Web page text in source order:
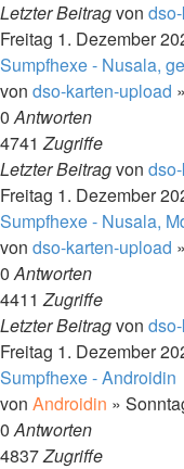
Letzter Beitragvon
Freitag 1. Dezember
Sumpfhexe - Nusala,
von dso-karten-upload »
0Antworten
4741Zugriffe
Letzter Beitragvon
Freitag 1. Dezember
Sumpfhexe - Nusala,
von dso-karten-upload »
0Antworten
4411Zugriffe
Letzter Beitragvon
Freitag 1. Dezember
Sumpfhexe - Androidin
von Androidin »
0Antworten
4837Zugriffe